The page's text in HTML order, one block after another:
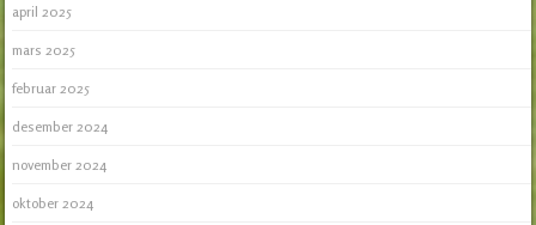
april 2025
mars 2025
februar 2025
desember 2024
november 2024
oktober 2024